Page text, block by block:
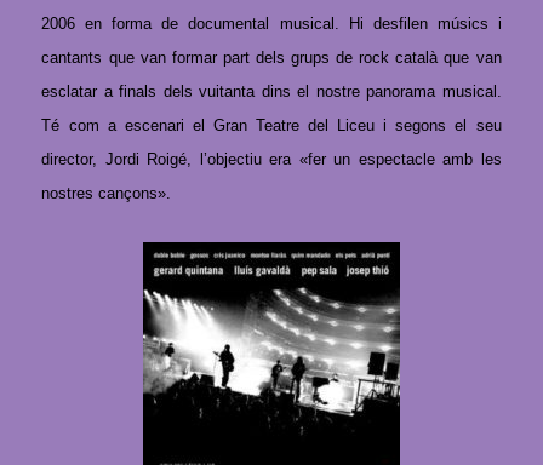
2006 en forma de documental musical. Hi desfilen músics i
cantants que van formar part dels grups de rock català que van
esclatar a finals dels vuitanta dins el nostre panorama musical.
Té com a escenari el Gran Teatre del Liceu i segons el seu
director, Jordi Roigé,
l’objectiu era «fer un espectacle amb les
nostres cançons».